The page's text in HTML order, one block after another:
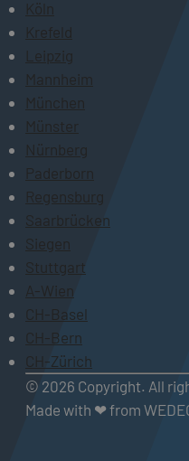
Köln
Krefeld
Leipzig
Mannheim
München
Münster
Nürnberg
Paderborn
Regensburg
Saarbrücken
Siegen
Stuttgart
A-Wien
CH-Basel
CH-Bern
CH-Zürich
© 2026 Copyright. All
Made with ❤ from